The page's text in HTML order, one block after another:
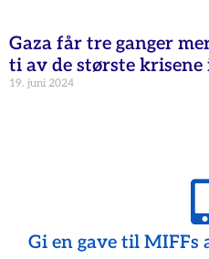
Gaza får tre ganger
ti av de største
19. juni 2024
Gi en gave til MIFFs